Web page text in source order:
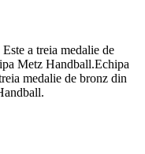
a treia medalie de
Metz Handball.​Echipa
medalie de bronz din